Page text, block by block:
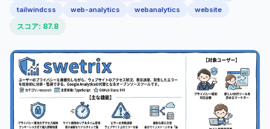
tailwindcss
web-analytics webanalytics website
スコア: 87.8